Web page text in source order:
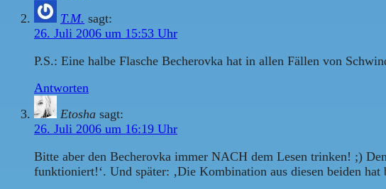
T.M. sagt:
26. Juli 2006 um 15:53 Uhr
P.S.: Eine halbe Flasche Becherovka hat in allen Fällen von
Antworten
Etosha sagt:
26. Juli 2006 um 16:19 Uhr
Bitte aber den Becherovka immer NACH dem Lesen trinken! ;)
funktioniert!‘. Und später: ‚Die Kombination aus diesen beiden hat